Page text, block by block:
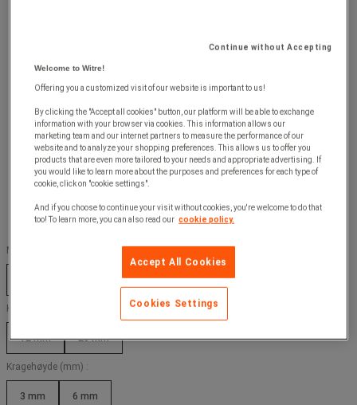
Maksimal last (kg) :
Kule Ø (mm) :
12 mm 25 mm
Kragehøyde (mm) :
3 mm 6 mm
Continue without Accepting
Welcome to Witre!
Offering you a customized visit of our website is important to us!
By clicking the "Accept all cookies" button, our platform will be able to exchange
information with your browser via cookies. This information allows our
marketing team and our internet partners to measure the performance of our
website and to analyze your shopping preferences. This allows us to offer you
products that are even more tailored to your needs and appropriate advertising. If
you would like to learn more about the purposes and preferences for each type of
cookie, click on "cookie settings".
And if you choose to continue your visit without cookies, you're welcome to do that
too! To learn more, you can also read our cookie policy.
Accept All Cookies
Cookies Settings